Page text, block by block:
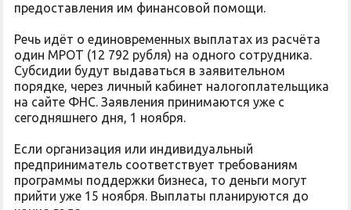
предоставления им финансовой помощи.
Речь идёт о единовременных выплатах из расчёта
один МРОТ (12 792 рубля) на одного сотрудника.
Субсидии будут выдаваться в заявительном
порядке, через личный кабинет налогоплательщика
на сайте ФНС. Заявления принимаются уже с
сегодняшнего дня, 1 ноября.
Если организация или индивидуальный
предприниматель соответствует требованиям
программы поддержки бизнеса, то деньги могут
прийти уже 15 ноября. Выплаты планируются до